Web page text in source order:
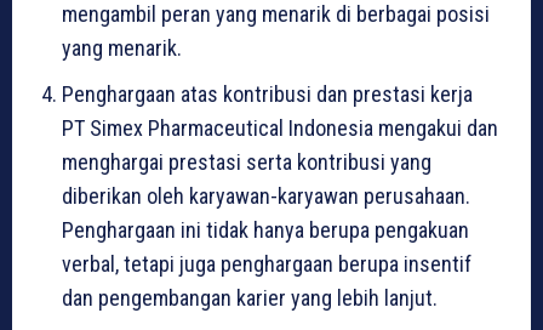
mengambil peran yang menarik di berbagai posisi
yang menarik.
Penghargaan atas kontribusi dan prestasi kerja
PT Simex Pharmaceutical Indonesia mengakui dan
menghargai prestasi serta kontribusi yang
diberikan oleh karyawan-karyawan perusahaan.
Penghargaan ini tidak hanya berupa pengakuan
verbal, tetapi juga penghargaan berupa insentif
dan pengembangan karier yang lebih lanjut.